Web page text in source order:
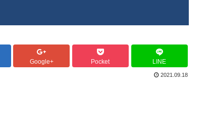
Google+ Pocket LINE
2021.09.18